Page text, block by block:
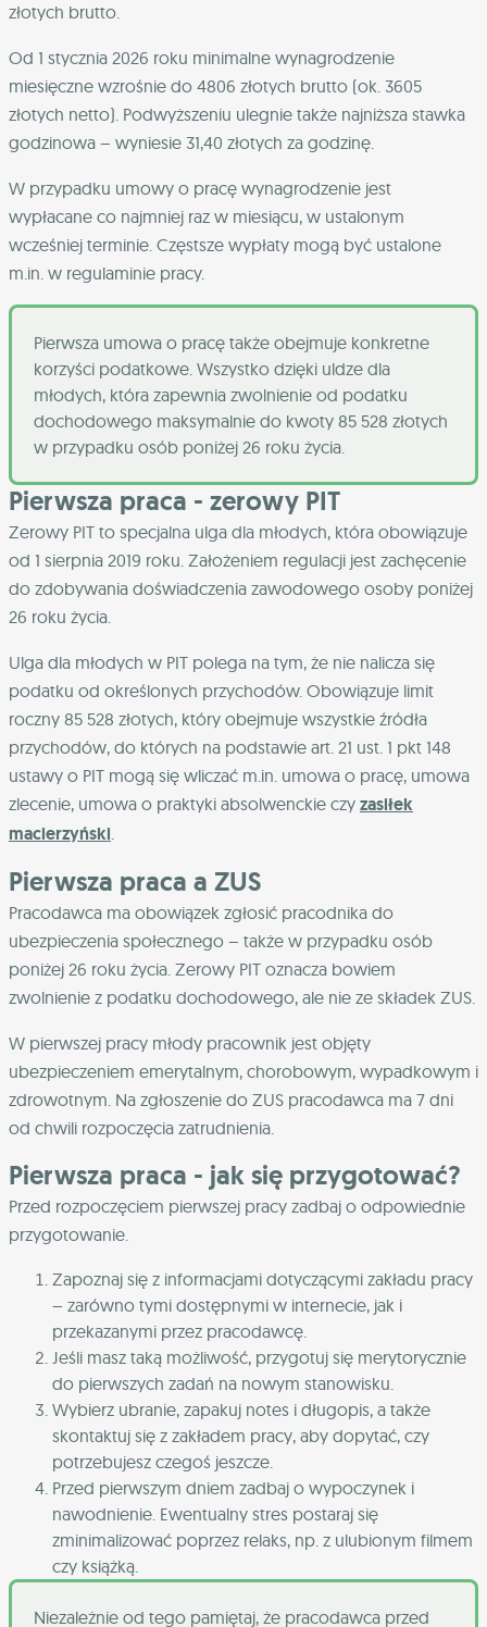
złotych brutto.
Od 1 stycznia 2026 roku minimalne wynagrodzenie
miesięczne wzrośnie do 4806 złotych brutto (ok. 3605
złotych netto). Podwyższeniu ulegnie także najniższa stawka
godzinowa – wyniesie 31,40 złotych za godzinę.
W przypadku umowy o pracę wynagrodzenie jest
wypłacane co najmniej raz w miesiącu, w ustalonym
wcześniej terminie. Częstsze wypłaty mogą być ustalone
m.in. w regulaminie pracy.
Pierwsza umowa o pracę także obejmuje konkretne
korzyści podatkowe. Wszystko dzięki uldze dla
młodych, która zapewnia zwolnienie od podatku
dochodowego maksymalnie do kwoty 85 528 złotych
w przypadku osób poniżej 26 roku życia.
Pierwsza praca - zerowy PIT
Zerowy PIT to specjalna ulga dla młodych, która obowiązuje
od 1 sierpnia 2019 roku. Założeniem regulacji jest zachęcenie
do zdobywania doświadczenia zawodowego osoby poniżej
26 roku życia.
Ulga dla młodych w PIT polega na tym, że nie nalicza się
podatku od określonych przychodów. Obowiązuje limit
roczny 85 528 złotych, który obejmuje wszystkie źródła
przychodów, do których na podstawie art. 21 ust. 1 pkt 148
ustawy o PIT mogą się wliczać m.in. umowa o pracę, umowa
zlecenie, umowa o praktyki absolwenckie czy zasiłek
macierzyński.
Pierwsza praca a ZUS
Pracodawca ma obowiązek zgłosić pracodnika do
ubezpieczenia społecznego – także w przypadku osób
poniżej 26 roku życia. Zerowy PIT oznacza bowiem
zwolnienie z podatku dochodowego, ale nie ze składek ZUS.
W pierwszej pracy młody pracownik jest objęty
ubezpieczeniem emerytalnym, chorobowym, wypadkowym i
zdrowotnym. Na zgłoszenie do ZUS pracodawca ma 7 dni
od chwili rozpoczęcia zatrudnienia.
Pierwsza praca - jak się przygotować?
Przed rozpoczęciem pierwszej pracy zadbaj o odpowiednie
przygotowanie.
Zapoznaj się z informacjami dotyczącymi zakładu pracy
– zarówno tymi dostępnymi w internecie, jak i
przekazanymi przez pracodawcę.
Jeśli masz taką możliwość, przygotuj się merytorycznie
do pierwszych zadań na nowym stanowisku.
Wybierz ubranie, zapakuj notes i długopis, a także
skontaktuj się z zakładem pracy, aby dopytać, czy
potrzebujesz czegoś jeszcze.
Przed pierwszym dniem zadbaj o wypoczynek i
nawodnienie. Ewentualny stres postaraj się
zminimalizować poprzez relaks, np. z ulubionym filmem
czy książką.
Niezależnie od tego pamiętaj, że pracodawca przed